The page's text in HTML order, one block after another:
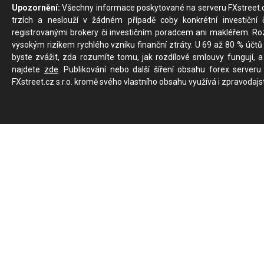
Upozornění: Všechny informace poskytované na serveru
trzích a neslouží v žádném případě coby konkrétní investiční
registrovanými brokery či investičním poradcem ani makléřem.
vysokým rizikem rychlého vzniku finanční ztráty. U 69 až 80 %
byste zvážit, zda rozumíte tomu, jak rozdílové smlouvy fungují,
najdete zde. Publikování nebo další šíření obsahu forex
FXstreet.cz s.r.o. kromě svého vlastního obsahu využívá i